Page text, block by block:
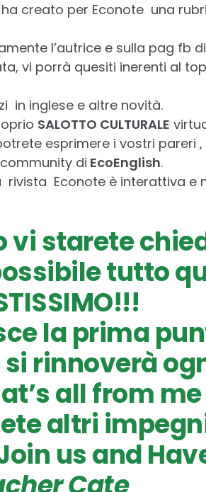
creato per Econote una
l’autrice e sulla pag fb di
vi porrà quesiti inerenti al
in inglese e altre novità.
SALOTTO CULTURALE
esprimere i vostri pareri
di EcoEnglish.
Econote è interattiva e
vi starete
tutto
la prima
rinnoverà
all from
altri
us and